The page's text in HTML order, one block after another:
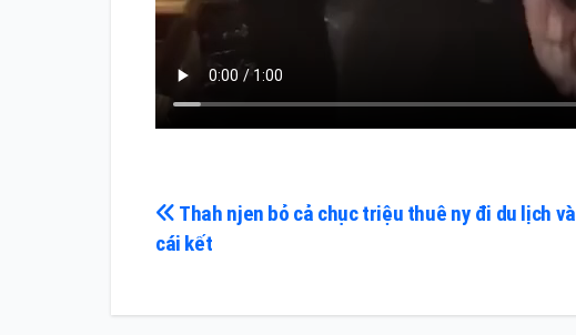
Điều
bài
Thah njen bỏ cả chục triệu thuê ny đi du lịch và
cái kết